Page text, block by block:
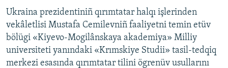
VİDEO
SÜRET
BLOGLAR
Ukraina prezidentiniñ qırımtatar halqı işlerinden
vekâletlisi Mustafa Cemilevniñ faaliyetni temin etüv
bölügi «Kiyevo-Mogilânskaya akademiya» Milliy
universiteti yanındaki «Krımskiye Studii» tasil-tedqiq
merkezi esasında qırımtatar tilini ögrenüv usullarını